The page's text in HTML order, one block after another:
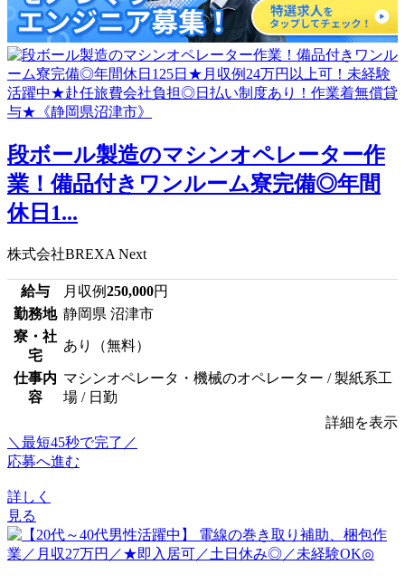
段ボール製造のマシンオペレーター作
業！備品付きワンルーム寮完備◎年間
休日1...
株式会社BREXA Next
給与 月収例250,000円
勤務地 静岡県 沼津市
寮・社
宅
あり（無料）
仕事内
容
マシンオペレータ・機械のオペレーター / 製紙系工
場 / 日勤
詳細を表示
＼最短45秒で完了／
応募へ進む
詳しく
見る